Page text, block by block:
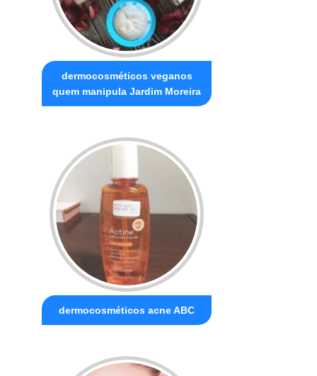
dermocosméticos veganos
quem manipula Jardim Moreira
dermocosméticos acne ABC